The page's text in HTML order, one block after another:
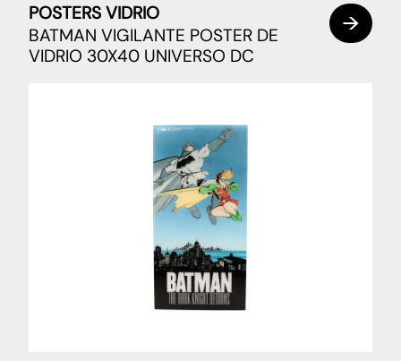
POSTERS VIDRIO
BATMAN VIGILANTE POSTER DE
VIDRIO 30X40 UNIVERSO DC